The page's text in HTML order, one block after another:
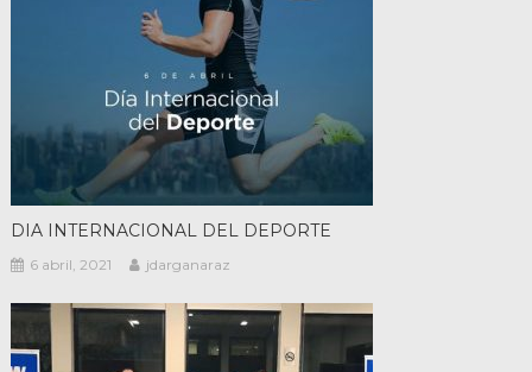
DIA INTERNACIONAL DEL DEPORTE
6 abril, 2021 jdarganaraz